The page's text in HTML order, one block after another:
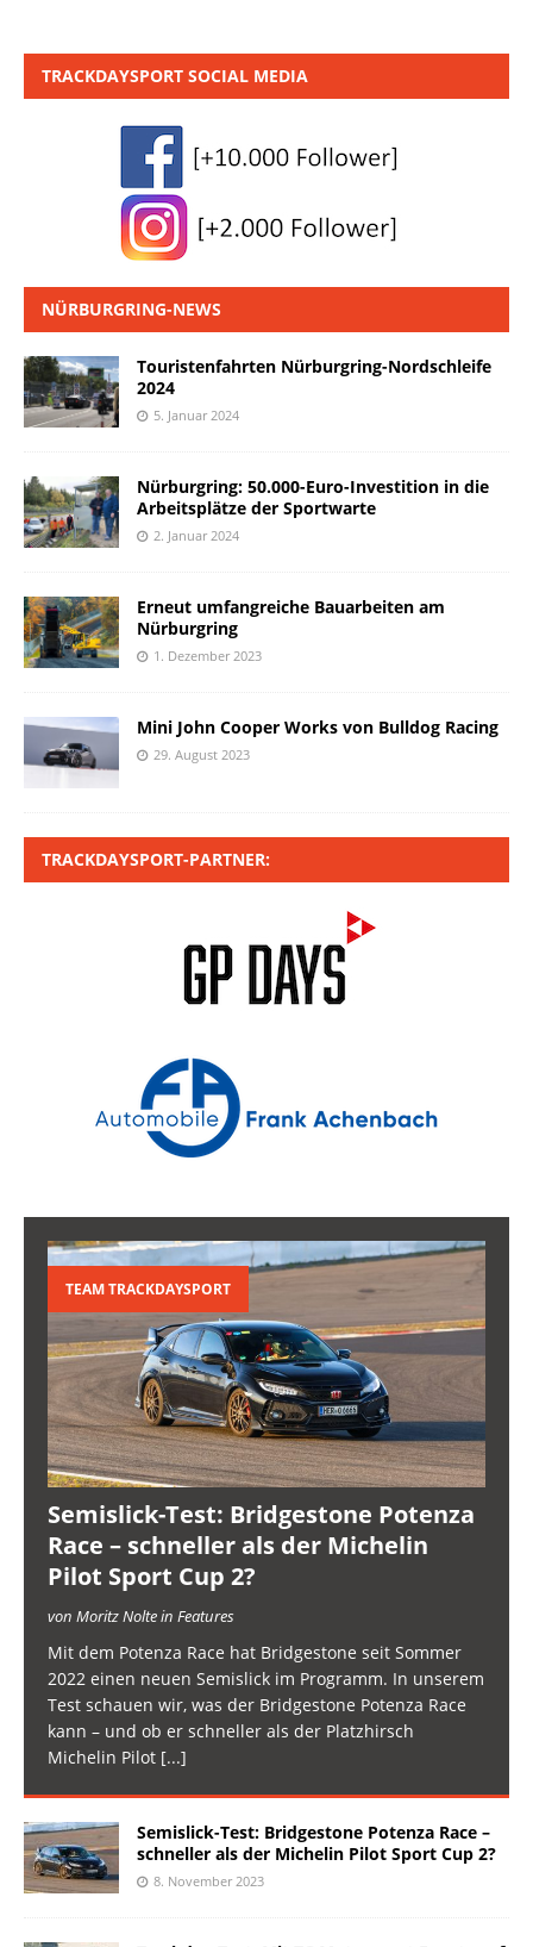
TRACKDAYSPORT SOCIAL MEDIA
NÜRBURGRING-NEWS
Touristenfahrten Nürburgring-Nordschleife
2024
5. Januar 2024
Nürburgring: 50.000-Euro-Investition in die
Arbeitsplätze der Sportwarte
2. Januar 2024
Erneut umfangreiche Bauarbeiten am
Nürburgring
1. Dezember 2023
Mini John Cooper Works von Bulldog Racing
29. August 2023
TRACKDAYSPORT-PARTNER:
TEAM TRACKDAYSPORT
Semislick-Test: Bridgestone Potenza
Race – schneller als der Michelin
Pilot Sport Cup 2?
von Moritz Nolte in Features
Mit dem Potenza Race hat Bridgestone seit Sommer
2022 einen neuen Semislick im Programm. In unserem
Test schauen wir, was der Bridgestone Potenza Race
kann – und ob er schneller als der Platzhirsch
Michelin Pilot [...]
Semislick-Test: Bridgestone Potenza Race –
schneller als der Michelin Pilot Sport Cup 2?
8. November 2023